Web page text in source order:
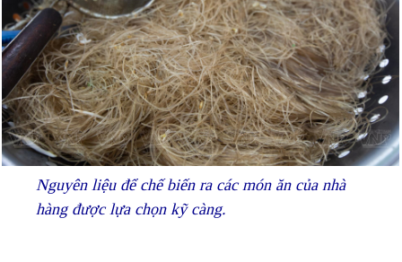
Nguyên liệu để chế biến ra các món ăn của nhà
hàng được lựa chọn kỹ càng.